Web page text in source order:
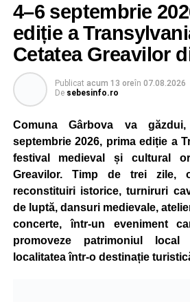
4–6 septembrie
ediție a
Cetatea Greavilor
Publicat acum 13 oreîn 07.08.2026
De sebesinfo.ro
Comuna Gârbova va
septembrie 2026, prima ediție a
festival medieval și cultural
Greavilor. Timp de trei zile,
reconstituiri istorice, turniruri
de luptă, dansuri medievale,
concerte, într-un eveniment
promoveze patrimoniul
localitatea într-o destinație